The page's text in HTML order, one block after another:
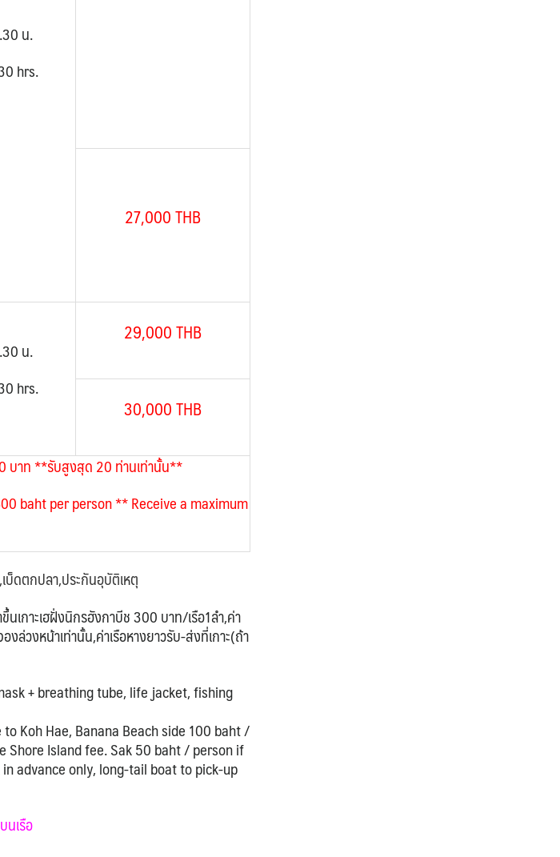
น.
hrs.
27,000 THB
น.
hrs.
29,000 THB
30,000 THB
บาท**รับสูงสุด 20 ท่านเท่านั้น**
baht per person** Receive a maximum
บ็ดตกปลา,ประกันอุบัติเหตุ
นเกาะเฮฝั่งนิกรฮังกาบีช 300 บาท/เรือ1ลำ,ค่า
ล่วงหน้าเท่านั้น,ค่าเรือหางยาวรับ-ส่งที่เกาะ(ถ้า
+ breathing tube, life jacket, fishing
Koh Hae, Banana Beach side 100 baht /
Shore Island fee. Sak 50 baht / person if
advance only, long-tail boat to pick-up
นเรือ